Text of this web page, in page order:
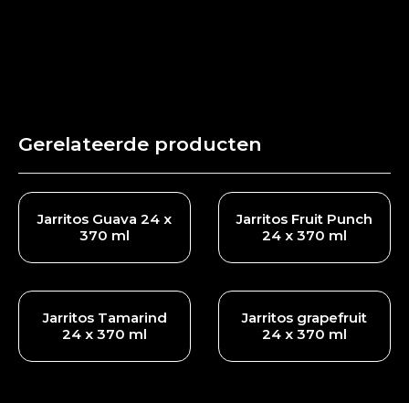
Gerelateerde producten
Jarritos Guava 24 x
370 ml
Jarritos Fruit Punch
24 x 370 ml
Jarritos Tamarind
24 x 370 ml
Jarritos grapefruit
24 x 370 ml